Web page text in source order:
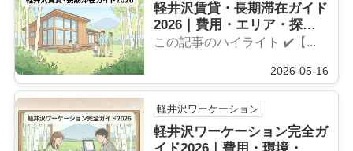
軽井沢賃貸・長期滞在ガイド
2026｜費用・エリア・探し
方を徹底解
この記事のハイライト ✔️【...
2026-05-16
軽井沢ワーケーション
軽井沢ワーケーション完全ガ